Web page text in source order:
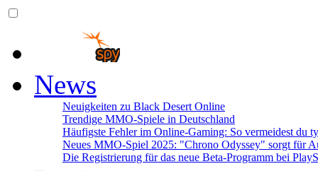
News
Neuigkeiten zu Black Desert Online
Trendige MMO-Spiele in Deutschland
Häufigste Fehler im Online-Gaming: So vermeidest du
Neues MMO-Spiel 2025: "Chrono Odyssey" sorgt für
Die Registrierung für das neue Beta-Programm bei